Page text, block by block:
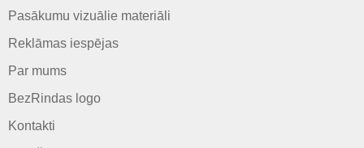
Pasākumu vizuālie materiāli
Reklāmas iespējas
Par mums
BezRindas logo
Kontakti